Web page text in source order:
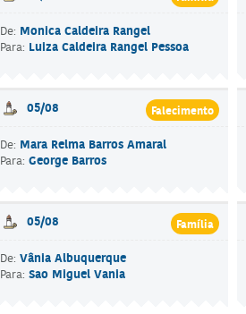
De: Monica Caldeira Rangel
Para: Luiza Caldeira Rangel Pessoa
Falecimento
05/08
De: Mara Relma Barros Amaral
Para: George Barros
Família
05/08
De: Vânia Albuquerque
Para: Sao Miguel Vania